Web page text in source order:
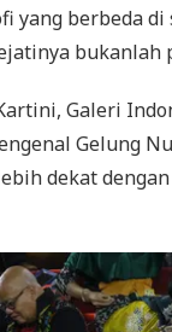
yang berbeda
bukanlah
Galeri
Gelung
dekat